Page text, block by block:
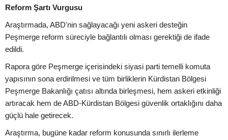
Reform Şartı Vurgusu
Araştırmada, ABD'nin sağlayacağı yeni askeri desteğin
Peşmerge reform süreciyle bağlantılı olması gerektiği de ifade
edildi.
Rapora göre Peşmerge içerisindeki siyasi parti temelli komuta
yapısının sona erdirilmesi ve tüm birliklerin Kürdistan Bölgesi
Peşmerge Bakanlığı çatısı altında birleşmesi, hem askeri etkinliği
artıracak hem de ABD-Kürdistan Bölgesi güvenlik ortaklığını daha
güçlü hale getirecek.
Araştırma, bugüne kadar reform konusunda sınırlı ilerleme